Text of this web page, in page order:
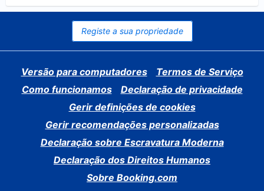
Registe a sua propriedade
Versão para computadores
Termos de Serviço
Como funcionamos
Declaração de privacidade
Gerir definições de cookies
Gerir recomendações personalizadas
Declaração sobre Escravatura Moderna
Declaração dos Direitos Humanos
Sobre Booking.com